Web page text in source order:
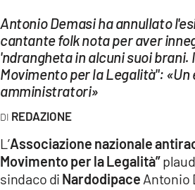
LAC NETWORK
LAC ONAIR
LaC
LACTV.IT
Antonio Demasi ha annullato
cantante folk nota per aver
'ndrangheta in alcuni suoi brani.
Movimento per la Legalità":
amministratori»
REDAZIONE
L’Associazione nazionale
Movimento per la Legalità”
sindaco di Nardodipace Antonio